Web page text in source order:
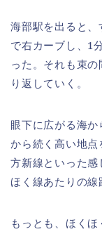
海部駅を出ると
で右カーブし、1
った。それも束
り返していく。
眼下に広がる海
から続く高い地
方新線といった感
ほく線あたりの線
もっとも、ほく